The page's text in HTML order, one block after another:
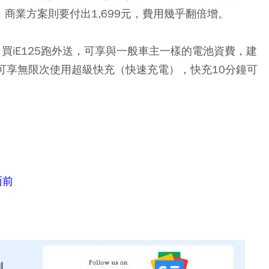
業方案則要付出1,699元，費用幾乎翻倍增。
iE125跑外送，可享與一般車主一樣的電池資費，建
無限次使用超級快充（快速充電），快充10分鐘可